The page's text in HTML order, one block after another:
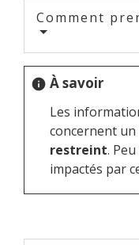
Comment
info À savoir
Les
concernent un
restreint.
impactés par